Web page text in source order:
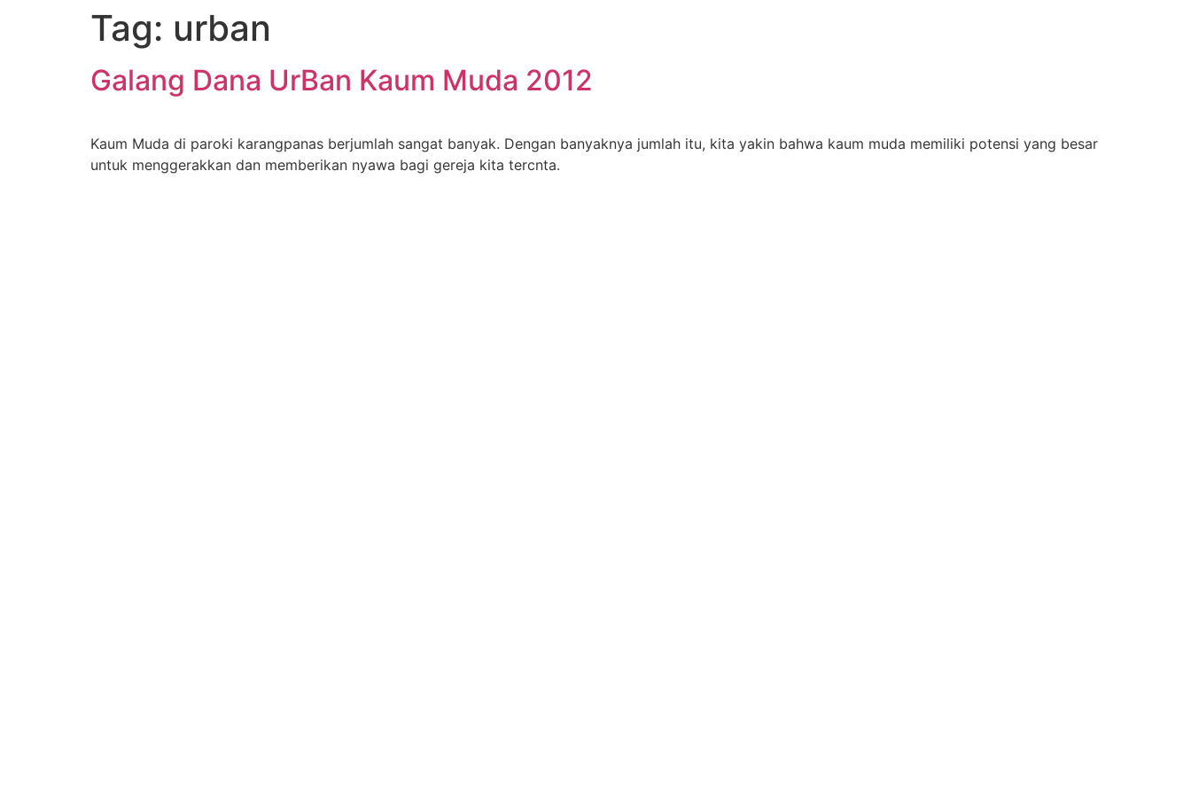
Tag: urban
Galang Dana UrBan Kaum Muda 2012
Kaum Muda di paroki karangpanas berjumlah sangat banyak. Dengan banyaknya jumlah itu, kita yakin bahwa kaum muda memiliki potensi yang besar
untuk menggerakkan dan memberikan nyawa bagi gereja kita tercnta.